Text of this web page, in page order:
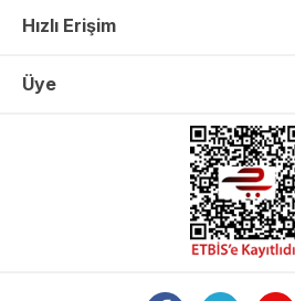
Hızlı Erişim
Üye